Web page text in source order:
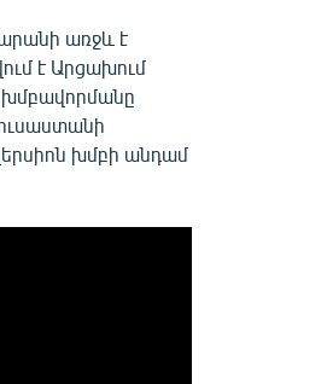
առջև է
է Արցախում
խմբավորմանը
խմբի անդամ